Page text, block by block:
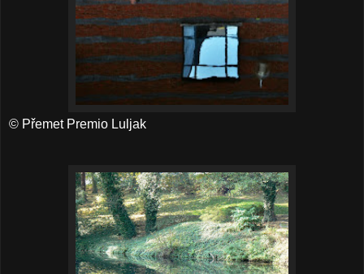
© Přemet Premio Luljak